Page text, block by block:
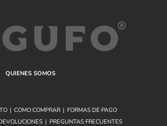
QUIENES SOMOS
| COMO COMPRAR | FORMAS DE PAGO
| PREGUNTAS FRECUENTES